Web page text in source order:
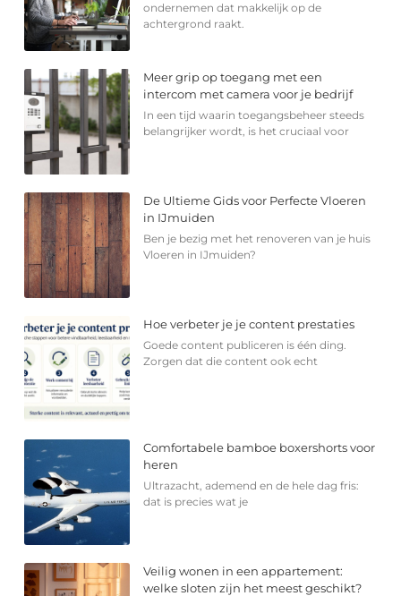
ondernemen dat makkelijk op de
achtergrond raakt.
Meer grip op toegang met een
intercom met camera voor je bedrijf
In een tijd waarin toegangsbeheer steeds
belangrijker wordt, is het cruciaal voor
De Ultieme Gids voor Perfecte Vloeren
in IJmuiden
Ben je bezig met het renoveren van je huis
Vloeren in IJmuiden?
Hoe verbeter je je content prestaties
Goede content publiceren is één ding.
Zorgen dat die content ook echt
Comfortabele bamboe boxershorts voor
heren
Ultrazacht, ademend en de hele dag fris:
dat is precies wat je
Veilig wonen in een appartement:
welke sloten zijn het meest geschikt?